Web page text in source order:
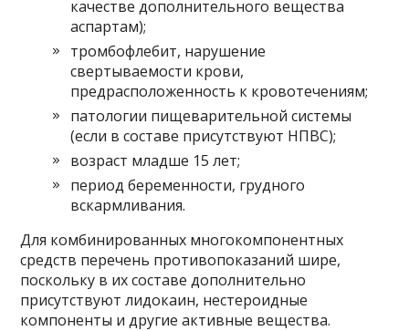
качестве дополнительного вещества
аспартам);
тромбофлебит, нарушение
свертываемости крови,
предрасположенность к кровотечениям;
патологии пищеварительной системы
(если в составе присутствуют НПВС);
возраст младше 15 лет;
период беременности, грудного
вскармливания.
Для комбинированных многокомпонентных
средств перечень противопоказаний шире,
поскольку в их составе дополнительно
присутствуют лидокаин, нестероидные
компоненты и другие активные вещества.